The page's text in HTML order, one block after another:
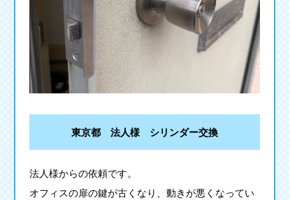
東京都 法人様 シリンダー交換
法人様からの依頼です。
オフィスの扉の鍵が古くなり、動きが悪くなってい